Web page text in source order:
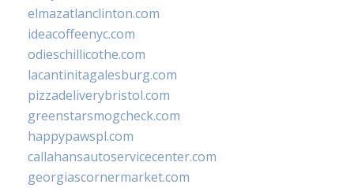
elmazatlanclinton.com
ideacoffeenyc.com
odieschillicothe.com
lacantinitagalesburg.com
pizzadeliverybristol.com
greenstarsmogcheck.com
happypawspl.com
callahansautoservicecenter.com
georgiascornermarket.com